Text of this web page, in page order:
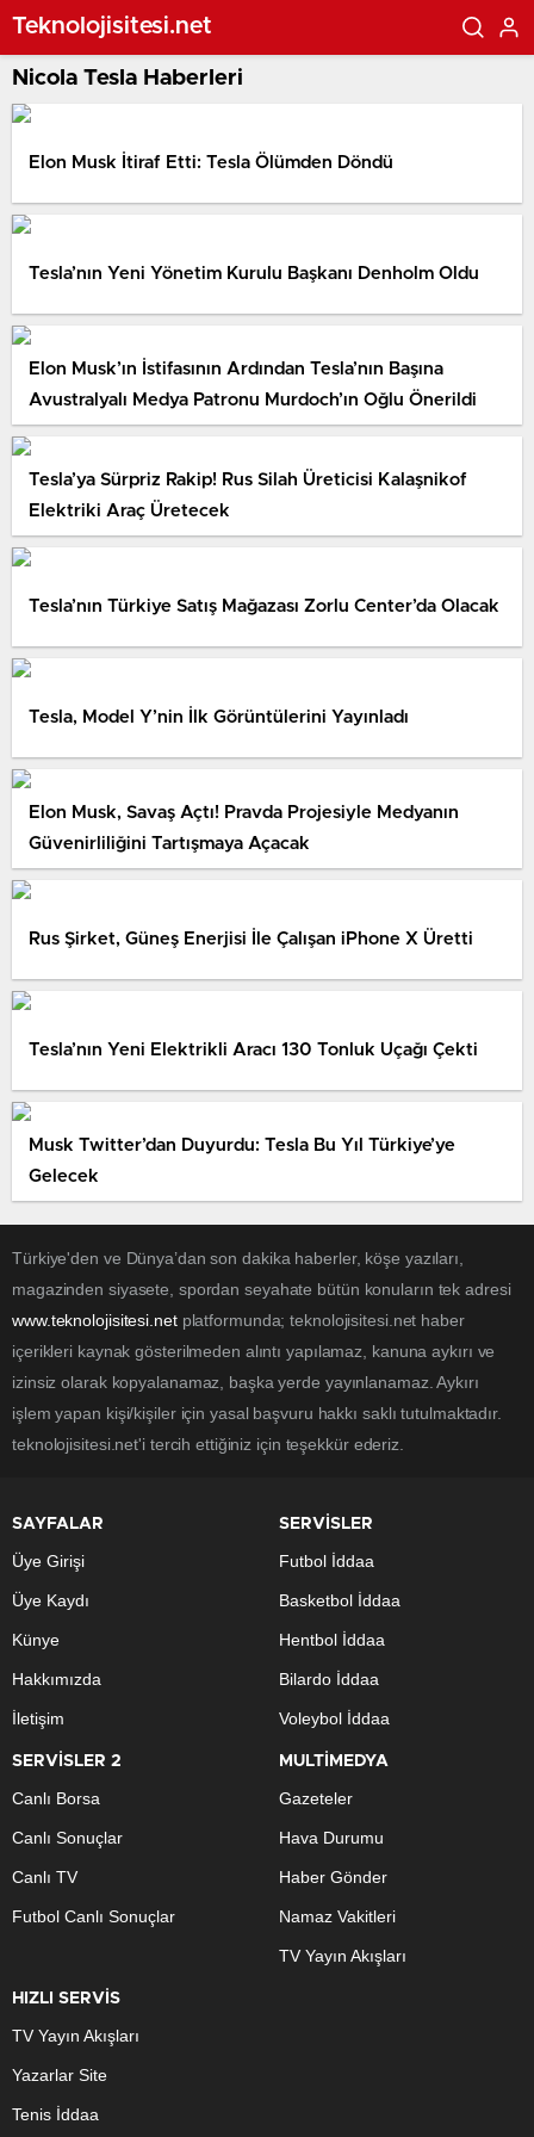
Teknolojisitesi.net
Nicola Tesla Haberleri
Elon Musk İtiraf Etti: Tesla Ölümden Döndü
Tesla’nın Yeni Yönetim Kurulu Başkanı Denholm Oldu
Elon Musk’ın İstifasının Ardından Tesla’nın Başına
Avustralyalı Medya Patronu Murdoch’ın Oğlu Önerildi
Tesla’ya Sürpriz Rakip! Rus Silah Üreticisi Kalaşnikof
Elektriki Araç Üretecek
Tesla’nın Türkiye Satış Mağazası Zorlu Center’da Olacak
Tesla, Model Y’nin İlk Görüntülerini Yayınladı
Elon Musk, Savaş Açtı! Pravda Projesiyle Medyanın
Güvenirliliğini Tartışmaya Açacak
Rus Şirket, Güneş Enerjisi İle Çalışan iPhone X Üretti
Tesla’nın Yeni Elektrikli Aracı 130 Tonluk Uçağı Çekti
Musk Twitter’dan Duyurdu: Tesla Bu Yıl Türkiye’ye
Gelecek
Türkiye'den ve Dünya’dan son dakika haberler, köşe yazıları,
magazinden siyasete, spordan seyahate bütün konuların tek adresi
www.teknolojisitesi.netplatformunda; teknolojisitesi.net haber
içerikleri kaynak gösterilmeden alıntı yapılamaz, kanuna aykırı ve
izinsiz olarak kopyalanamaz, başka yerde yayınlanamaz. Aykırı
işlem yapan kişi/kişiler için yasal başvuru hakkı saklı tutulmaktadır.
teknolojisitesi.net'i tercih ettiğiniz için teşekkür ederiz.
SAYFALAR
Üye Girişi
Üye Kaydı
Künye
Hakkımızda
İletişim
SERVİSLER
Futbol İddaa
Basketbol İddaa
Hentbol İddaa
Bilardo İddaa
Voleybol İddaa
SERVİSLER 2
Canlı Borsa
Canlı Sonuçlar
Canlı TV
Futbol Canlı Sonuçlar
MULTİMEDYA
Gazeteler
Hava Durumu
Haber Gönder
Namaz Vakitleri
TV Yayın Akışları
HIZLI SERVİS
TV Yayın Akışları
Yazarlar Site
Tenis İddaa